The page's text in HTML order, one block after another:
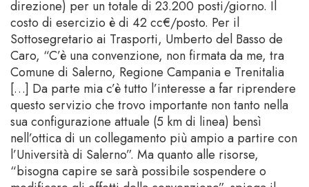
direzione) per un totale di 23.200 posti/giorno. Il
costo di esercizio è di 42 cc€/posto. Per il
Sottosegretario ai Trasporti, Umberto del Basso de
Caro, “C’è una convenzione, non firmata da me, tra
Comune di Salerno, Regione Campania e Trenitalia
[…] Da parte mia c’è tutto l’interesse a far riprendere
questo servizio che trovo importante non tanto nella
sua configurazione attuale (5 km di linea) bensì
nell’ottica di un collegamento più ampio a partire con
l’Università di Salerno”. Ma quanto alle risorse,
“bisogna capire se sarà possibile sospendere o